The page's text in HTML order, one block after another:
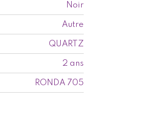
Noir
Autre
QUARTZ
2 ans
RONDA 705